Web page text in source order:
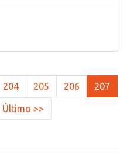
204 205 206 207
Último >>